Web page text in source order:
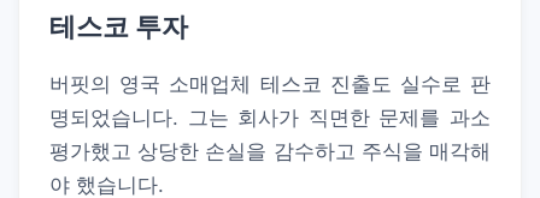
테스코 투자
버핏의 영국 소매업체 테스코 진출도 실수로 판
명되었습니다. 그는 회사가 직면한 문제를 과소
평가했고 상당한 손실을 감수하고 주식을 매각해
야 했습니다.